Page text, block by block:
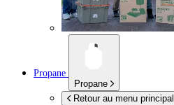
Propane
Propane
Retour au menu principal